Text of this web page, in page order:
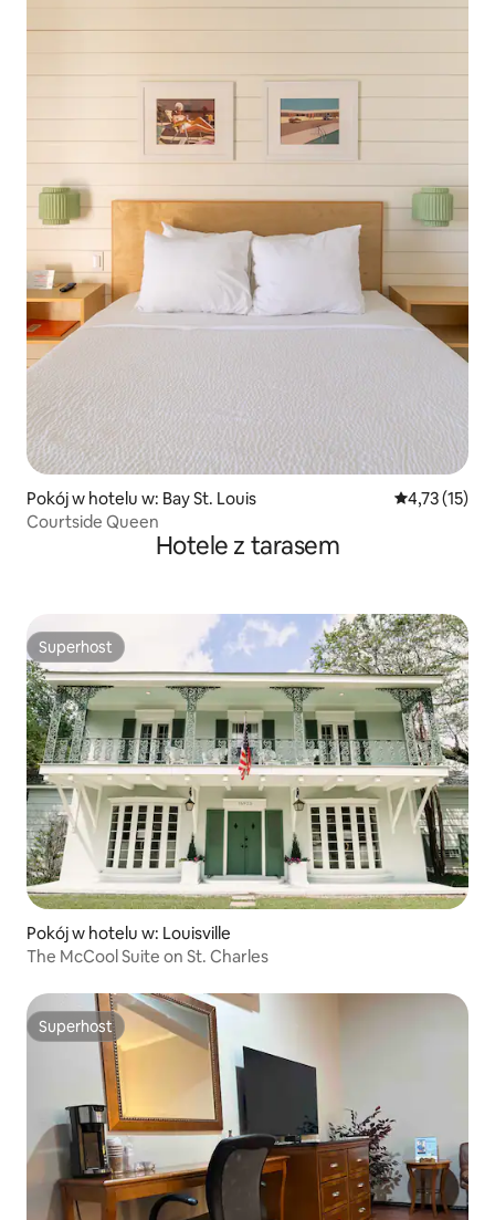
Pokój w hotelu w: Bay St. Louis Średnia
4,73 (15)
Courtside Queen
Hotele z tarasem
Superhost
Superhost
Pokój w hotelu w: Louisville
The McCool Suite on St. Charles
Superhost
Superhost